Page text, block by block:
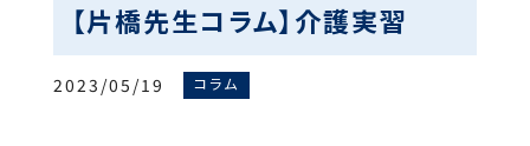
【片橋先生コラム】介護実習
2023/05/19 コラム